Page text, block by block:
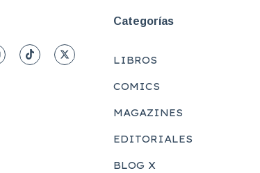
Categorías
LIBROS
COMICS
MAGAZINES
EDITORIALES
BLOG X